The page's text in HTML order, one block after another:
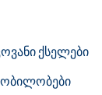
ქსელები